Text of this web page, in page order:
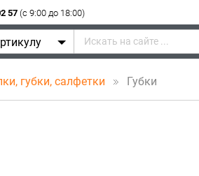
57 (c 9:00 до 18:00)
губки, салфетки Губки